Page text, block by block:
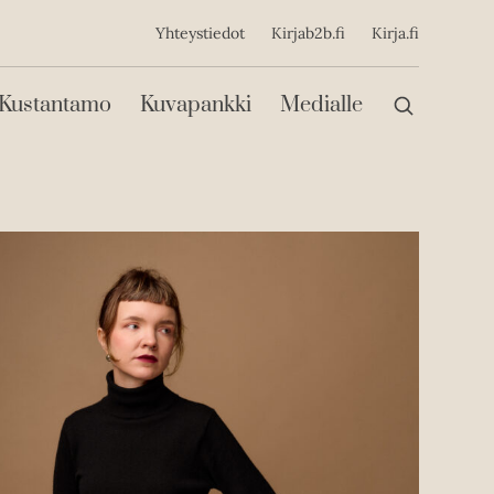
Yhteystiedot Kirjab2b.fi Kirja.fi
Kuvapankki Medialle